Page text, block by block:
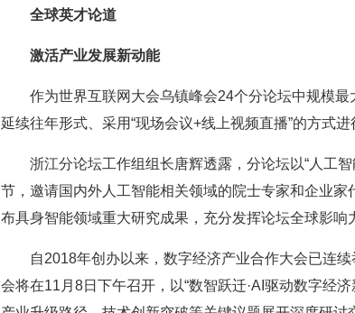
全球英才论道
激活产业发展新动能
作为世界互联网大会乌镇峰会24个分论坛中规模
延续往年形式、采用“现场会议+线上视频直播”的方式
浙江分论坛工作组组长唐辉透露，分论坛以“人工
节，邀请国内外人工智能相关领域的院士专家和企业
布具身智能领域重大研究成果，充分发挥论坛全球影响
自2018年创办以来，数字经济产业合作大会已连
会将在11月8日下午召开，以“数智跃迁·AI驱动数字经